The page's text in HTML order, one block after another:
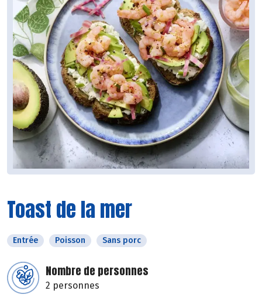
Toast de la mer
Entrée Poisson Sans porc
Nombre de personnes
2 personnes